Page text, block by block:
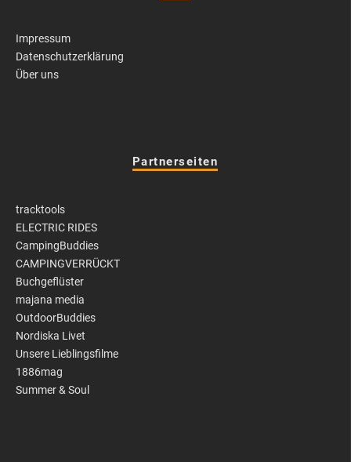
Impressum
Datenschutzerklärung
Über uns
Partnerseiten
tracktools
ELECTRIC RIDES
CampingBuddies
CAMPINGVERRÜCKT
Buchgeflüster
majana media
OutdoorBuddies
Nordiska Livet
Unsere Lieblingsfilme
1886mag
Summer & Soul